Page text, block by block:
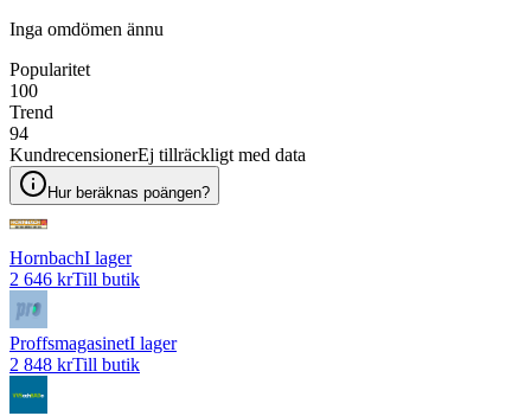
Inga omdömen ännu
Popularitet
100
Trend
94
KundrecensionerEj tillräckligt med data
Hur beräknas poängen?
HornbachI lager
2 646 krTill butik
ProffsmagasinetI lager
2 848 krTill butik